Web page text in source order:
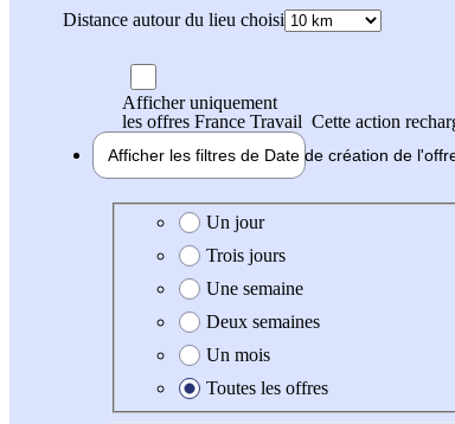
Distance autour du lieu choisi
Afficher uniquement
les offres France Travail Cette action
Afficher les filtres de Date de création de
Date de création de l'offre
Un jour
Trois jours
Une semaine
Deux semaines
Un mois
Toutes les offres